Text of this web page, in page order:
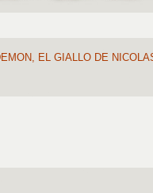
EL GIALLO DE